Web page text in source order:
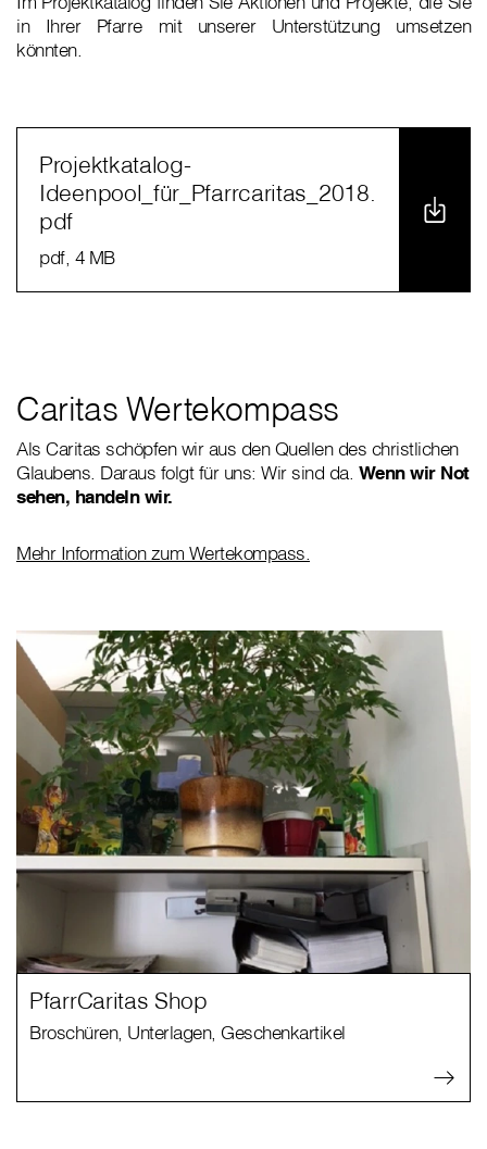
in Ihrer Pfarre mit unserer Unterstützung umsetzen
könnten.
Projektkatalog-
Ideenpool_für_Pfarrcaritas_2018.
pdf
pdf, 4 MB
Caritas Wertekompass
Als Caritas schöpfen wir aus den Quellen des christlichen
Glaubens. Daraus folgt für uns: Wir sind da. Wenn wir Not
sehen, handeln wir.
Mehr Information zum Wertekompass.
PfarrCaritas Shop
Broschüren, Unterlagen, Geschenkartikel